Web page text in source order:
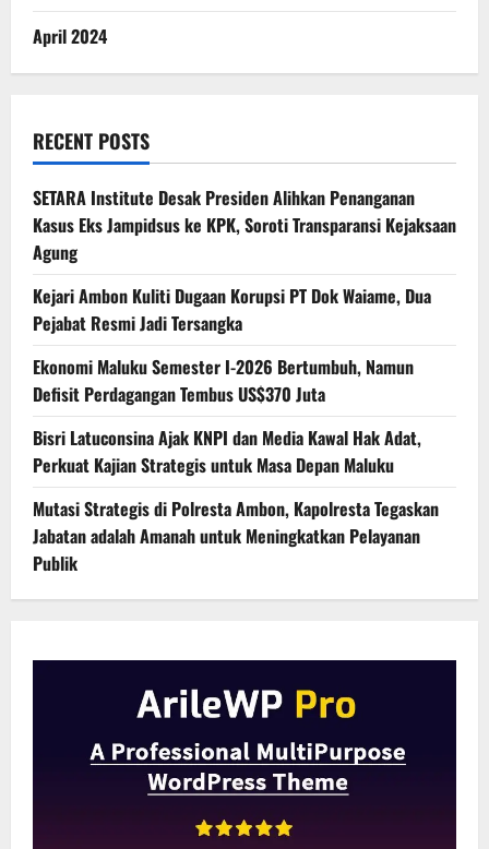
April 2024
RECENT POSTS
SETARA Institute Desak Presiden Alihkan Penanganan
Kasus Eks Jampidsus ke KPK, Soroti Transparansi Kejaksaan
Agung
Kejari Ambon Kuliti Dugaan Korupsi PT Dok Waiame, Dua
Pejabat Resmi Jadi Tersangka
Ekonomi Maluku Semester I-2026 Bertumbuh, Namun
Defisit Perdagangan Tembus US$370 Juta
Bisri Latuconsina Ajak KNPI dan Media Kawal Hak Adat,
Perkuat Kajian Strategis untuk Masa Depan Maluku
Mutasi Strategis di Polresta Ambon, Kapolresta Tegaskan
Jabatan adalah Amanah untuk Meningkatkan Pelayanan
Publik